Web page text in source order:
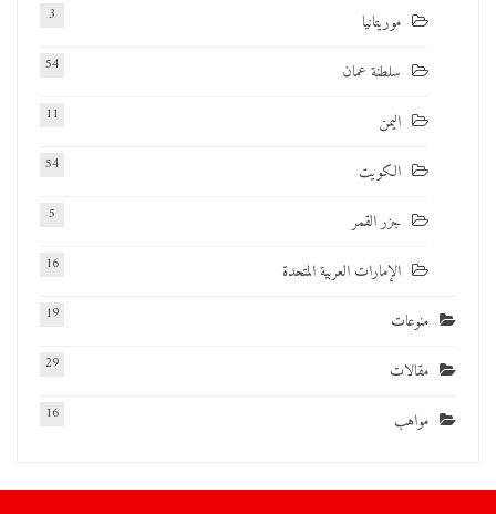
موريتانيا 3
سلطنة عمان 54
اليمن 11
الكويت 54
جزر القمر 5
الإمارات العربية المتحدة 16
منوعات 19
مقالات 29
مواهب 16